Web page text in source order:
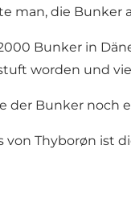
man, die Bunker
Bunker in
worden und
der Bunker noch
von Thyborøn ist